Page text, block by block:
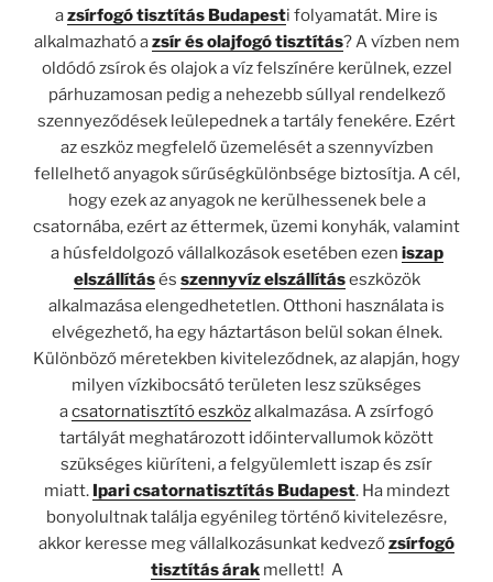
azsírfogó tisztítás Budapesti folyamatát. Mire is
alkalmazható azsír és olajfogó tisztítás?A vízben nem
oldódó zsírok és olajok a víz felszínére kerülnek, ezzel
párhuzamosan pedig a nehezebb súllyal rendelkező
szennyeződések leülepednek a tartály fenekére. Ezért
az eszköz megfelelő üzemelését a szennyvízben
fellelhető anyagok sűrűségkülönbsége biztosítja. A cél,
hogy ezek az anyagok ne kerülhessenek bele a
csatornába, ezért az éttermek, üzemi konyhák, valamint
a húsfeldolgozó vállalkozások esetében ezen iszap
elszállításés szennyvíz elszállításeszközök
alkalmazása elengedhetetlen. Otthoni használata is
elvégezhető, ha egy háztartáson belül sokan élnek.
Különböző méretekben kiviteleződnek, az alapján, hogy
milyen vízkibocsátó területen lesz szükséges
acsatornatisztító eszközalkalmazása. A zsírfogó
tartályát meghatározott időintervallumok között
szükséges kiüríteni, a felgyülemlett iszap és zsír
miatt. Ipari csatornatisztítás Budapest. Ha mindezt
bonyolultnak találja egyénileg történő kivitelezésre,
akkor keresse meg vállalkozásunkat kedvezőzsírfogó
tisztítás árakmellett! A